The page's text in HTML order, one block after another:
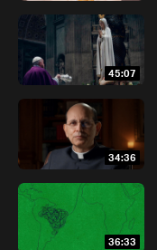
45:07
34:36
36:33